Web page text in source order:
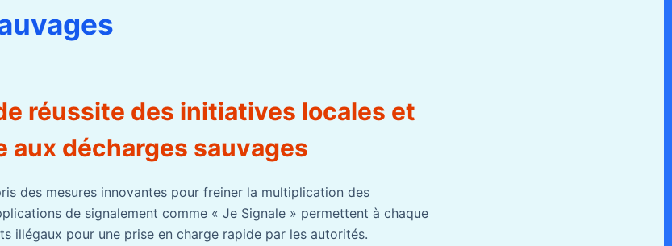
réussite des initiatives locales et
aux décharges sauvages
des mesures innovantes pour freiner la multiplication des
de signalement comme « Je Signale » permettent à chaque
illégaux pour une prise en charge rapide par les autorités.